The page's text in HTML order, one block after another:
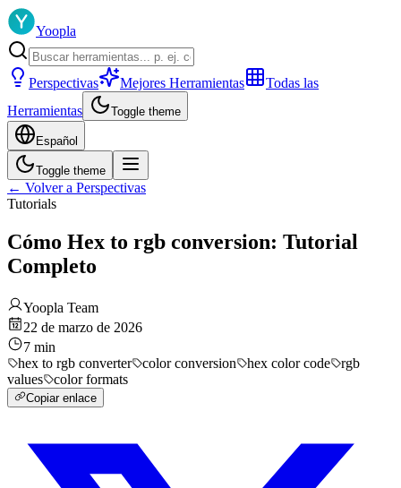
Yoopla
Perspectivas Mejores Herramientas
Todas las
Herramientas
Toggle theme
Español
Toggle theme
← Volver a Perspectivas
Tutorials
Cómo Hex to rgb conversion: Tutorial
Completo
Yoopla Team
22 de marzo de 2026
7 min
hex to rgb converter
color conversion hex color code
rgb
values
color formats
Copiar enlace